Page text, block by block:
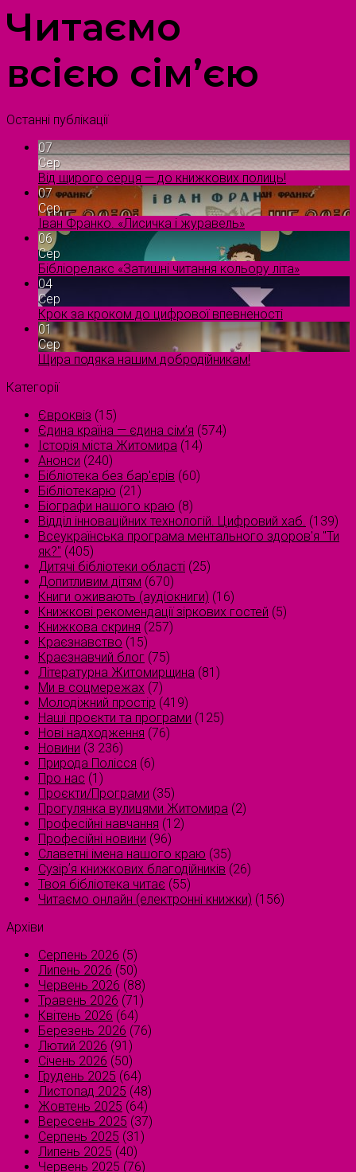
Читаємо
всією сім’єю
Останні публікації
07
Сер
Від щирого серця — до книжкових полиць!
07
Сер
Іван Франко. «Лисичка і журавель»
06
Сер
Бібліорелакс «Затишні читання кольору літа»
04
Сер
Крок за кроком до цифрової впевненості
01
Сер
Щира подяка нашим добродійникам!
Категорії
Євроквіз (15)
Єдина країна — єдина сім’я (574)
Історія міста Житомира (14)
Анонси (240)
Бібліотека без бар'єрів (60)
Бібліотекарю (21)
Біографи нашого краю (8)
Відділ інноваційних технологій. Цифровий хаб. (139)
Всеукраїнська програма ментального здоров'я "Ти
як?" (405)
Дитячі бібліотеки області (25)
Допитливим дітям (670)
Книги оживають (аудіокниги) (16)
Книжкові рекомендації зіркових гостей (5)
Книжкова скриня (257)
Краєзнавство (15)
Краєзнавчий блог (75)
Літературна Житомирщина (81)
Ми в соцмережах (7)
Молодіжний простір (419)
Наші проєкти та програми (125)
Нові надходження (76)
Новини (3 236)
Природа Полісся (6)
Про нас (1)
Проєкти/Програми (35)
Прогулянка вулицями Житомира (2)
Професійні навчання (12)
Професійні новини (96)
Славетні імена нашого краю (35)
Сузірʼя книжкових благодійників (26)
Твоя бібліотека читає (55)
Читаємо онлайн (електронні книжки) (156)
Архіви
Серпень 2026 (5)
Липень 2026 (50)
Червень 2026 (88)
Травень 2026 (71)
Квітень 2026 (64)
Березень 2026 (76)
Лютий 2026 (91)
Січень 2026 (50)
Грудень 2025 (64)
Листопад 2025 (48)
Жовтень 2025 (64)
Вересень 2025 (37)
Серпень 2025 (31)
Липень 2025 (40)
Червень 2025 (76)